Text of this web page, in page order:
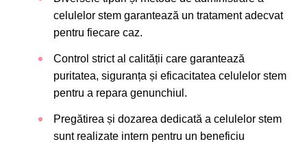
celulelor stem garantează un tratament adecvat
pentru fiecare caz.
Control strict al calității care garantează
puritatea, siguranța și eficacitatea celulelor stem
pentru a repara genunchiul.
Pregătirea și dozarea dedicată a celulelor stem
sunt realizate intern pentru un beneficiu